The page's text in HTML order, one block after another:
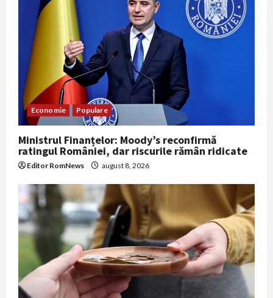
Economie Populare
Ministrul Finanțelor: Moody’s reconfirmă
ratingul României, dar riscurile rămân ridicate
Editor RomNews august 8, 2026